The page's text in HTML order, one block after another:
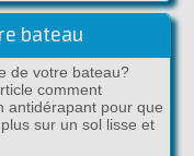
bateau
de votre bateau?
comment
antidérapant pour que
sur un sol lisse et